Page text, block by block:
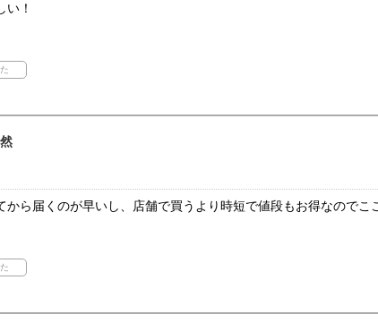
い！
ら届くのが早いし、店舗で買うより時短で値段もお得なのでこ